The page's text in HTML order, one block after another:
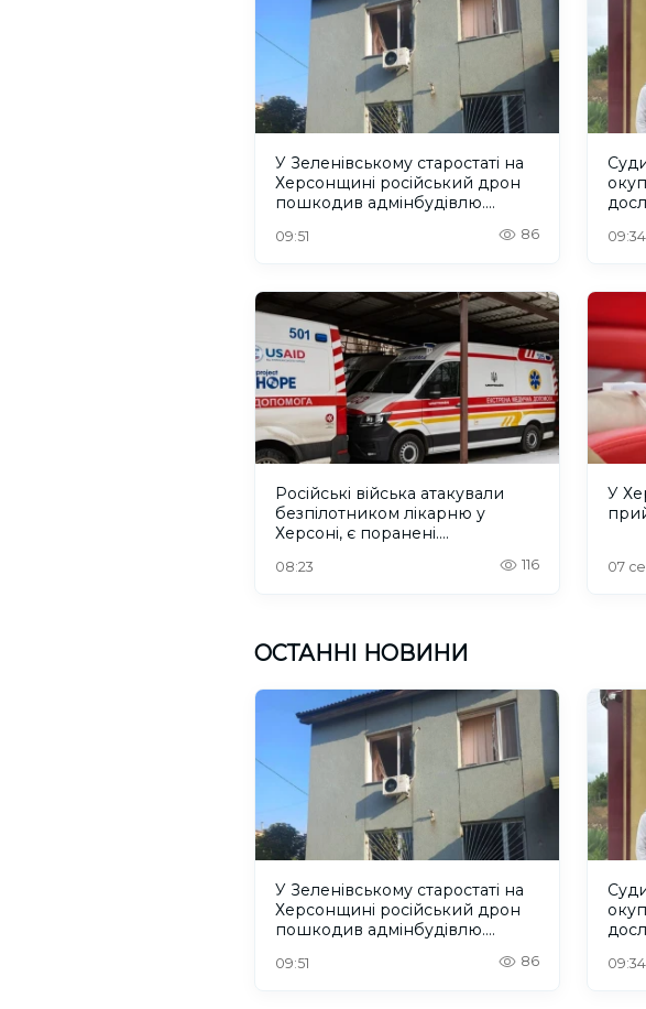
У Зеленівському старостаті на
Херсонщині російський дрон
пошкодив адмінбудівлю.
09:51 86 09:34
Російські війська атакували
безпілотником лікарню у
Херсоні, є поранені.
08:23 116
У
07
ОСТАННІ НОВИНИ
У Зеленівському старостаті на
Херсонщині російський дрон
пошкодив адмінбудівлю.
09:51 86 09:34